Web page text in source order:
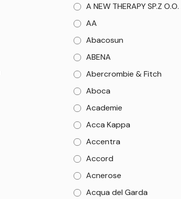
A NEW THERAPY SP.Z O.O.
AA
Abacosun
ABENA
Abercrombie & Fitch
Aboca
Academie
Acca Kappa
Accentra
Accord
Acnerose
Acqua del Garda